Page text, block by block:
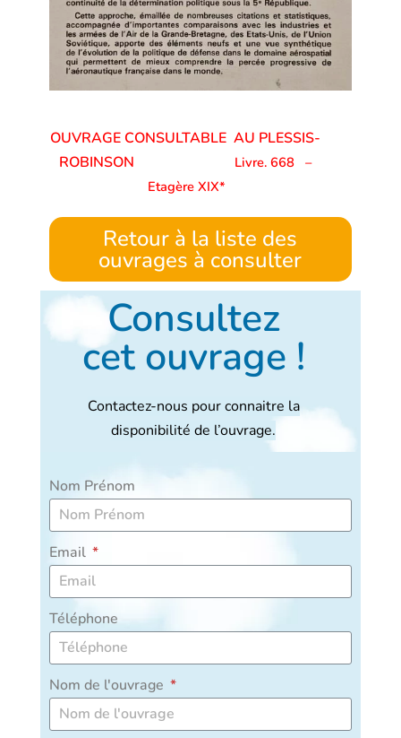
OUVRAGE CONSULTABLE AU PLESSIS-
ROBINSON
Livre. 668
–
Etagère XIX*
Retour à la liste des
ouvrages à consulter
Consultez
cet ouvrage !
Contactez-nous pour connaitre la
disponibilité de l’ouvrage.
Nom Prénom
Email
Téléphone
Nom de l'ouvrage